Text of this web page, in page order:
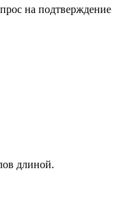
на подтверждение
длиной.